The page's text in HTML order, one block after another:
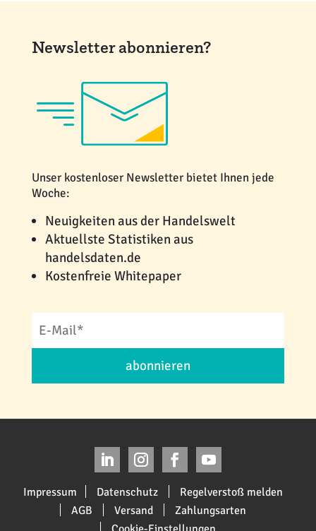
Newsletter abonnieren?
Unser kostenloser Newsletter bietet Ihnen jede
Woche:
Neuigkeiten aus der Handelswelt
Aktuellste Statistiken aus
handelsdaten.de
Kostenfreie Whitepaper
abonnieren
Impressum Datenschutz
Regelverstoß melden
AGB
Versand
Zahlungsarten